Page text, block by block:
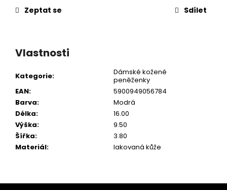
Zeptat se
Sdílet
Vlastnosti
Kategorie:
Dámské kožené
peněženky
EAN:
5900949056784
Barva:
Modrá
Délka:
16.00
Výška:
9.50
Šířka:
3.80
Materiál: lakovaná kůže